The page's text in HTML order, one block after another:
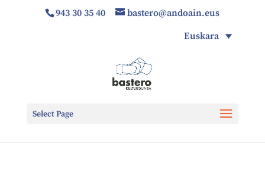
943 30 35 40
bastero@andoain.eus
Euskara
Select Page